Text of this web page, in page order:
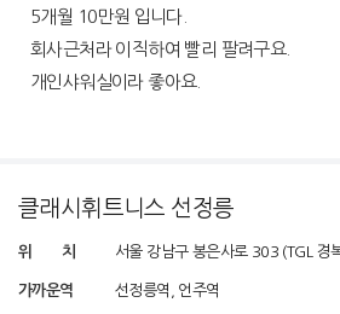
5개월 10만원 입니다.
회사근처라 이직하여 빨리 팔려구요.
개인샤워실이라 좋아요.
클래시휘트니스 선정릉
위 치 서울 강남구 봉은사로 303 (TGL 경
가까운역 선정릉역, 언주역